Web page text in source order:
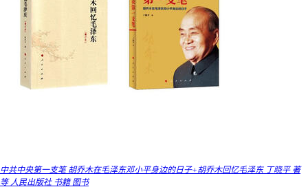
中共中央第一支笔 胡乔木在毛泽东邓小平身边的日子+胡乔木回忆毛泽东 丁晓平 著
等 人民出版社 书籍 图书